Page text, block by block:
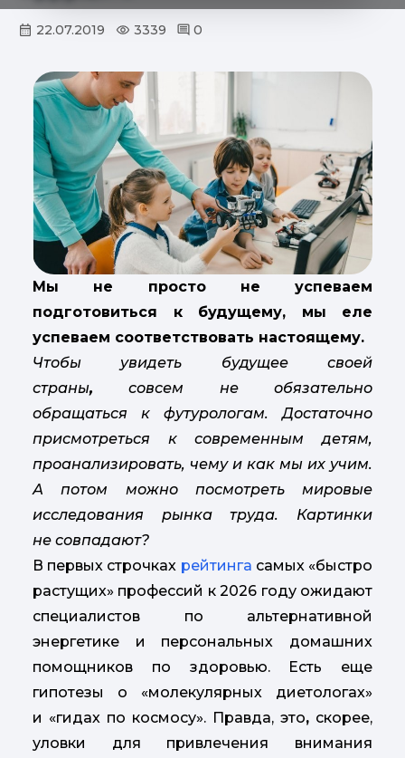
22.07.2019 3339 0
Мы не просто не успеваем
подготовиться к будущему, мы еле
успеваем соответствовать настоящему.
Чтобы увидеть будущее своей
страны, совсем не обязательно
обращаться к футурологам. Достаточно
присмотреться к современным детям,
проанализировать, чему и как мы их учим.
А потом можно посмотреть мировые
исследования рынка труда. Картинки
не совпадают?
В первых строчках рейтинга самых «быстро
растущих» профессий к 2026 году ожидают
специалистов по альтернативной
энергетике и персональных домашних
помощников по здоровью. Есть еще
гипотезы о «молекулярных диетологах»
и «гидах по космосу». Правда, это, скорее,
уловки для привлечения внимания